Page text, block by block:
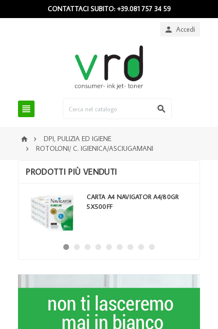
CONTATTACI SUBITO: +39.081 757 34 59
 Accedi
 
  DPI, PULIZIA ED IGIENE
 ROTOLONI/ C. IGIENICA/ASCIUGAMANI
PRODOTTI PIÙ VENDUTI
CARTA A4 NAVIGATOR A4/80GR
5X500FF